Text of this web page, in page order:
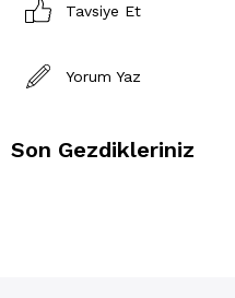
Tavsiye Et
Yorum Yaz
Son Gezdikleriniz